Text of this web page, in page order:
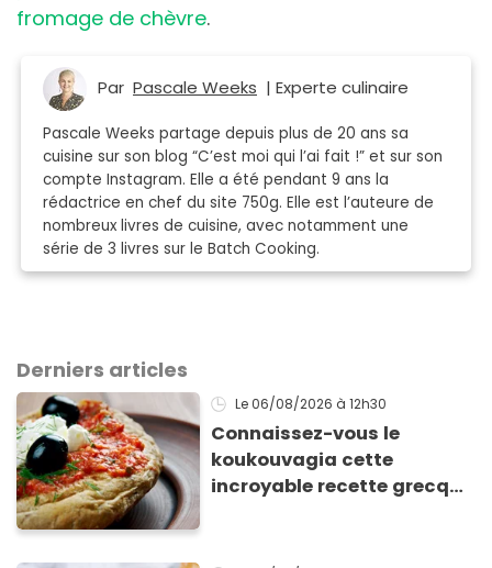
fromage de chèvre.
Par Pascale Weeks | Experte culinaire
Pascale Weeks partage depuis plus de 20 ans sa
cuisine sur son blog “C’est moi qui l’ai fait !” et sur son
compte Instagram. Elle a été pendant 9 ans la
rédactrice en chef du site 750g. Elle est l’auteure de
nombreux livres de cuisine, avec notamment une
série de 3 livres sur le Batch Cooking.
Derniers articles
Le 06/08/2026 à 12h30
Connaissez-vous le
koukouvagia cette
incroyable recette grecque